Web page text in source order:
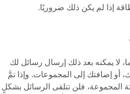
إذا لم يكن ذلك ضروريًا.
لا يمكنه بعد ذلك إرسال رسائل لك
أو إضافتك إلى المجموعات. وإذا تمَّ
المجموعة، فلن تتلقى الرسائل بشكلٍ